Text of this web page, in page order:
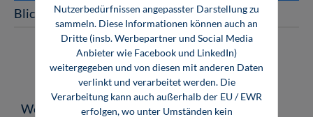
Blick ins Buch
Produktgalerie überspringen
Weitere Medien zum Thema
Nutzerbedürfnissen angepasster Darstellung zu
sammeln. Diese Informationen können auch an
Dritte (insb. Werbepartner und Social Media
Anbieter wie Facebook und LinkedIn)
weitergegeben und von diesen mit anderen Daten
verlinkt und verarbeitet werden. Die
Verarbeitung kann auch außerhalb der EU / EWR
erfolgen, wo unter Umständen kein